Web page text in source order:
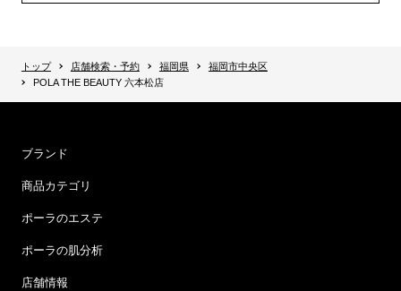
トップ 店舗検索・予約 福岡県
福岡市中央区
POLA THE BEAUTY 六本松店
ブランド
商品カテゴリ
ポーラのエステ
ポーラの肌分析
店舗情報